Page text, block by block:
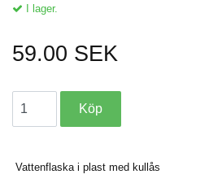
I lager.
59.00 SEK
Vattenflaska i plast med kullås